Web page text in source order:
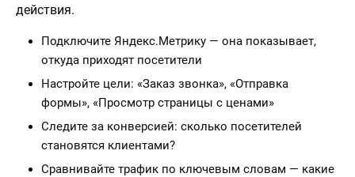
действия.
Подключите Яндекс.Метрику — она показывает,
откуда приходят посетители
Настройте цели: «Заказ звонка», «Отправка
формы», «Просмотр страницы с ценами»
Следите за конверсией: сколько посетителей
становятся клиентами?
Сравнивайте трафик по ключевым словам — какие